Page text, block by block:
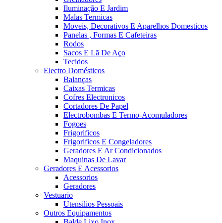
Iluminação E Jardim
Malas Termicas
Moveis, Decorativos E Aparelhos Domesticos
Panelas , Formas E Cafeteiras
Rodos
Sacos E Lã De Aço
Tecidos
Electro Domésticos
Balanças
Caixas Termicas
Cofres Electronicos
Cortadores De Papel
Electrobombas E Termo-Acomuladores
Fogoes
Frigorificos
Frigorificos E Congeladores
Geradores E Ar Condicionados
Maquinas De Lavar
Geradores E Acessorios
Acessorios
Geradores
Vestuario
Utensilios Pessoais
Outros Equipamentos